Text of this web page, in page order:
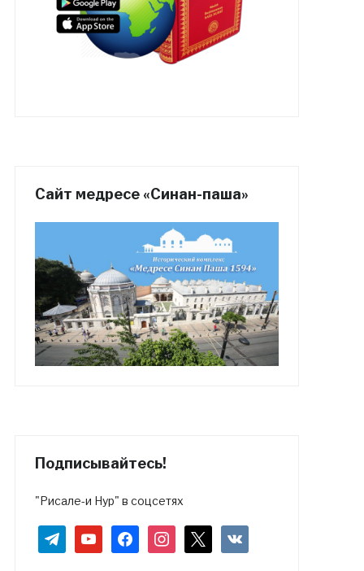
Сайт медресе «Синан-паша»
Подписывайтесь!
"Рисале-и Нур" в соцсетях
telegramyoutubefacebookinstagram vkontakte